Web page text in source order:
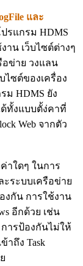
และ
ปรแกรม HDMS
น เว็บไซต์ต่างๆ
อข่าย วงแลน
ไซต์ของเครื่อง
ม HDMS ยัง
ด้ทั้งแบบตั้ง่คาที่
Web จากตัว
าใดๆ ในการ
ะระบบเครือข่าย
งกัน การใช้งาน
อีกด้วย เช่น
การป้องกันไม่ให้
าถึง Task